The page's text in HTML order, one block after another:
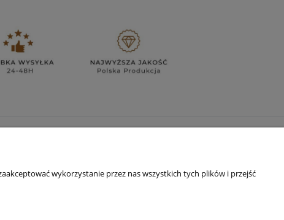
wykorzystanie przez nas wszystkich tych plików i przejść